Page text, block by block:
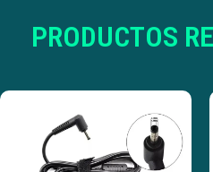
PRODUCTOS